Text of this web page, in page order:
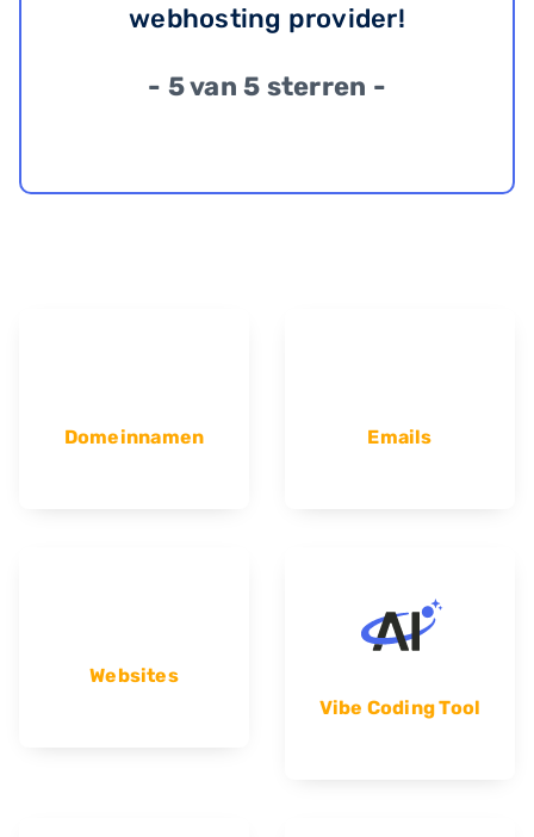
webhosting provider!
- 5 van 5 sterren -
Domeinnamen Emails
Websites
Vibe Coding Tool